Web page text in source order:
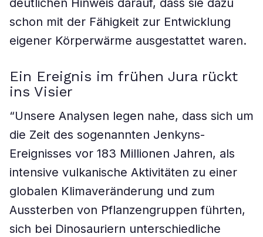
deutlichen Hinweis darauf, dass sie dazu
schon mit der Fähigkeit zur Entwicklung
eigener Körperwärme ausgestattet waren.
Ein Ereignis im frühen Jura rückt
ins Visier
“Unsere Analysen legen nahe, dass sich um
die Zeit des sogenannten Jenkyns-
Ereignisses vor 183 Millionen Jahren, als
intensive vulkanische Aktivitäten zu einer
globalen Klimaveränderung und zum
Aussterben von Pflanzengruppen führten,
sich bei Dinosauriern unterschiedliche